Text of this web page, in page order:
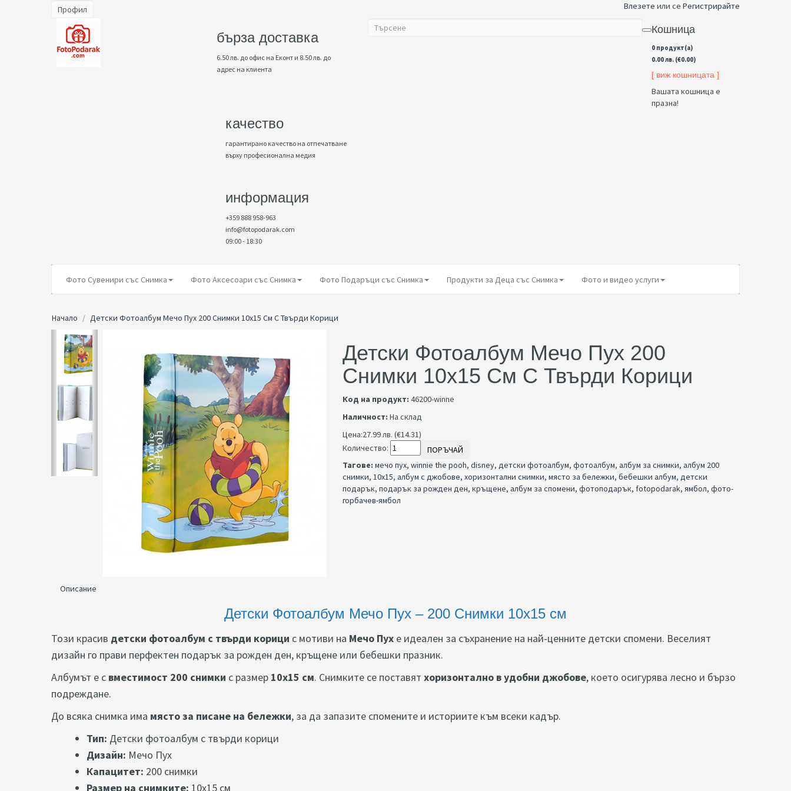
Профил Влезете или се Регистрирайте
бърза доставка
6.50 лв. до офис на Еконт и 8.50 лв. до
адрес на клиента
качество
гарантирано качество на отпечатване
върху професионална медия
информация
+359 888 958-963
info@fotopodarak.com
09:00 - 18:30
Кошница
0 продукт(а)
0.00 лв. (€0.00)
[ виж кошницата ]
Вашата кошница е
празна!
Фото Сувенири със Снимка Фото Аксесоари със Снимка Фото Подаръци със Снимка Продукти за Деца със Снимка Фото и видео услуги
Начало Детски Фотоалбум Мечо Пух 200 Снимки 10x15 См С Твърди Корици
Детски Фотоалбум Мечо Пух 200
Снимки 10x15 См С Твърди Корици
Код на продукт: 46200-winne
Наличност: На склад
Цена:27.99 лв. (€14.31)
Количество:
ПОРЪЧАЙ
Тагове: мечо пух, winnie the pooh, disney, детски фотоалбум, фотоалбум, албум за снимки, албум 200
снимки, 10x15, албум с джобове, хоризонтални снимки, място за бележки, бебешки албум, детски
подарък, подарък за рожден ден, кръщене, албум за спомени, фотоподарък, fotopodarak, ямбол, фото-
горбачев-ямбол
Описание
Детски Фотоалбум Мечо Пух – 200 Снимки 10x15 см
Този красив детски фотоалбум с твърди корици с мотиви на Мечо Пух е идеален за съхранение на най-ценните детски спомени. Веселият
дизайн го прави перфектен подарък за рожден ден, кръщене или бебешки празник.
Албумът е с вместимост 200 снимки с размер 10x15 см. Снимките се поставят хоризонтално в удобни джобове, което осигурява лесно и бързо
подреждане.
До всяка снимка има място за писане на бележки, за да запазите спомените и историите към всеки кадър.
Тип: Детски фотоалбум с твърди корици
Дизайн: Мечо Пух
Капацитет: 200 снимки
Размер на снимките: 10x15 см